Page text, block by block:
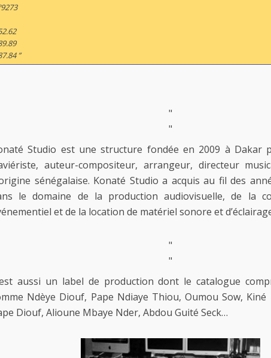
”
"
"
Studio est une structure fondée en 2009 à Dakar
auteur-compositeur, arrangeur, directeur
sénégalaise. Konaté Studio a acquis au fil des
le domaine de la production audiovisuelle, de la
et de la location de matériel sonore et
"
"
aussi un label de production dont le catalogue
Ndèye Diouf, Pape Ndiaye Thiou, Oumou Sow,
Diouf, Alioune Mbaye Nder, Abdou Guité Seck…